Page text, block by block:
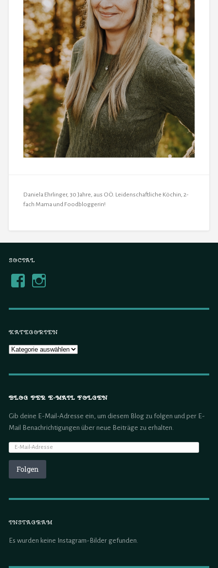
Daniela Ehrlinger, 30 Jahre, aus OÖ. Leidenschaftliche Köchin, 2-
fach Mama und Foodbloggerin!
SOCIAL
KATEGORIEN
BLOG PER E-MAIL FOLGEN
Gib deine E-Mail-Adresse ein, um diesem Blog zu folgen und per E-
Mail Benachrichtigungen über neue Beiträge zu erhalten.
Folgen
INSTAGRAM
Es wurden keine Instagram-Bilder gefunden.